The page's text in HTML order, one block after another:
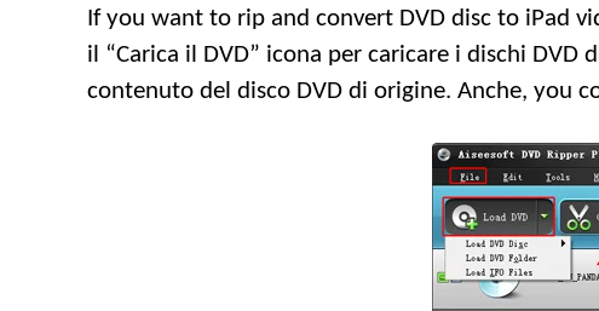
If you want to rip and convert DVD disc to iPad
il “Carica il DVD” icona per caricare i dischi
contenuto del disco DVD di origine. Anche, you